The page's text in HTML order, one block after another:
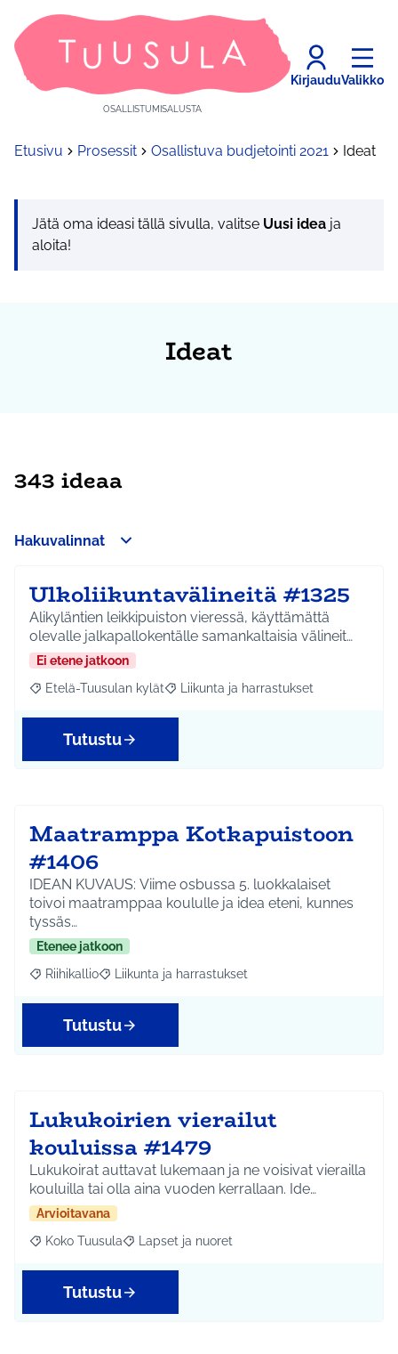
OSALLISTUMISALUSTA
KirjauduValikko
Etusivu Prosessit Osallistuva budjetointi 2021 Ideat
Jätä oma ideasi tällä sivulla, valitse Uusi idea ja
aloita!
Ideat
343 ideaa
Hakuvalinnat
Ulkoliikuntavälineitä #1325
Alikyläntien leikkipuiston vieressä, käyttämättä
olevalle jalkapallokentälle samankaltaisia välineit…
Ei etene jatkoon
Rajaa tulokset aihepiirin mukaan: Etelä-Tuusulan kylät
Etelä-Tuusulan kylät Rajaa tulokset teeman mukaan:
Liikunta ja harrastukset
Tutustu
Maatramppa Kotkapuistoon
#1406
IDEAN KUVAUS: Viime osbussa 5. luokkalaiset
toivoi maatramppaa koululle ja idea eteni, kunnes
tyssäs…
Etenee jatkoon
Rajaa tulokset aihepiirin mukaan: Riihikallio
Riihikallio Rajaa tulokset teeman mukaan: Liikunta ja
Liikunta ja harrastukset
Tutustu
Lukukoirien vierailut
kouluissa #1479
Lukukoirat auttavat lukemaan ja ne voisivat vierailla
kouluilla tai olla aina vuoden kerrallaan. Ide…
Arvioitavana
Rajaa tulokset aihepiirin mukaan: Koko Tuusula
Koko Tuusula Rajaa tulokset teeman mukaan: Lapset ja
Lapset ja nuoret
Tutustu